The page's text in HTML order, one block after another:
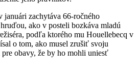
zachytáva 66-ročného
ako v posteli bozkáva mladú
podľa ktorého mu Houellebecq v
o tom, ako musel zrušiť svoju
obavy, že by ho mohli uniesť